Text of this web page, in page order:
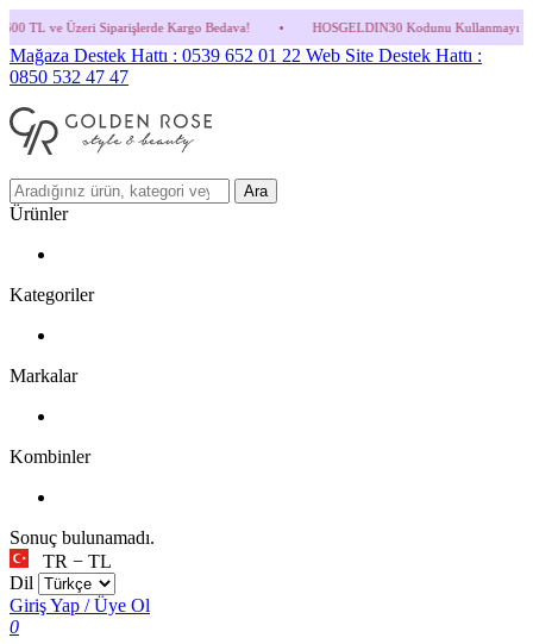
Kargo Bedava! • HOSGELDIN30 Kodunu Kullanmayı Unutma! (Parfüm ve
Mağaza Destek Hattı : 0539 652 01 22 Web Site Destek Hattı :
0850 532 47 47
Ara
Ürünler
Kategoriler
Markalar
Kombinler
Sonuç bulunamadı.
TR − TL
Dil
Giriş Yap / Üye Ol
0